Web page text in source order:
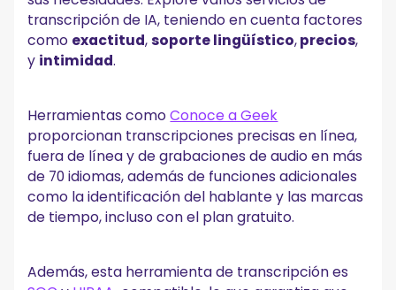
transcripción de IA, teniendo en cuenta factores
como exactitud,soporte lingüístico,precios,
y intimidad.
Herramientas comoConoce a Geek
proporcionan transcripciones precisas en línea,
fuera de línea y de grabaciones de audio en más
de 70 idiomas, además de funciones adicionales
como la identificación del hablante y las marcas
de tiempo, incluso con el plan gratuito.
Además, esta herramienta de transcripción es